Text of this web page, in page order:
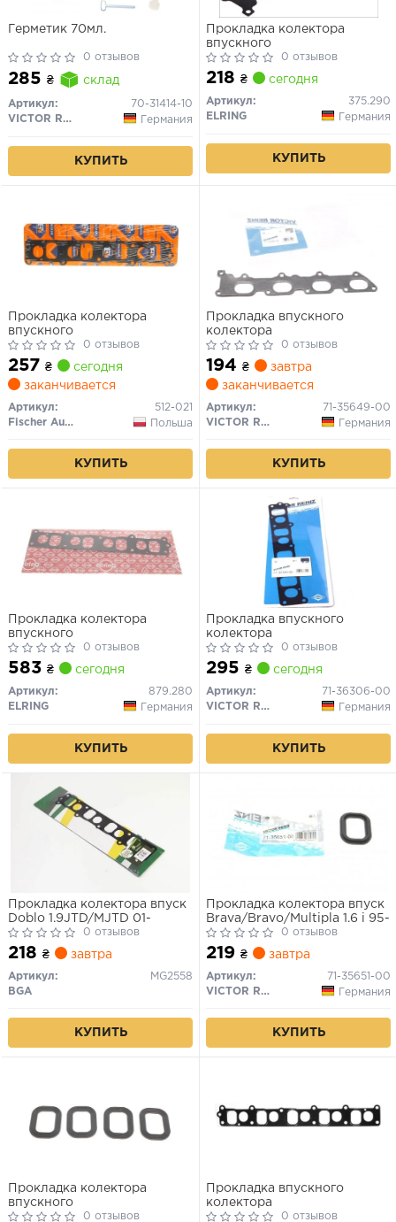
Герметик 70мл.
0 отзывов
285 ₴ склад
Артикул:
70-31414-10
VICTOR REINZ
Германия
КУПИТЬ
Прокладка колектора
впускного
0 отзывов
218 ₴ сегодня
Артикул:
375.290
ELRING
Германия
КУПИТЬ
Прокладка колектора
впускного
0 отзывов
257 ₴
сегодня
заканчивается
Артикул:
512-021
Fischer Automotive One (FA1)
Польша
КУПИТЬ
Прокладка впускного
колектора
0 отзывов
194 ₴
завтра
заканчивается
Артикул:
71-35649-00
VICTOR REINZ
Германия
КУПИТЬ
Прокладка колектора
впускного
0 отзывов
583 ₴ сегодня
Артикул:
879.280
ELRING
Германия
КУПИТЬ
Прокладка впускного
колектора
0 отзывов
295 ₴ сегодня
Артикул:
71-36306-00
VICTOR REINZ
Германия
КУПИТЬ
Прокладка колектора впуск
Doblo 1.9JTD/MJTD 01-
0 отзывов
218 ₴ завтра
Артикул:
MG2558
BGA
КУПИТЬ
Прокладка колектора впуск
Brava/Bravo/Multipla 1.6 i 95-
0 отзывов
219 ₴ завтра
Артикул:
71-35651-00
VICTOR REINZ
Германия
КУПИТЬ
Прокладка колектора
впускного
0 отзывов
Прокладка впускного
колектора
0 отзывов